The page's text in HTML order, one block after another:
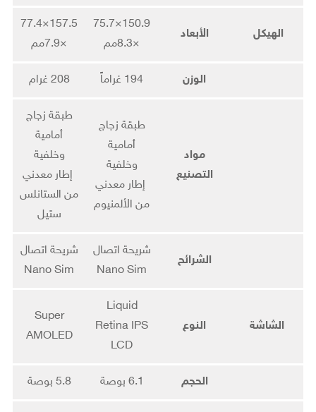
الهيكل الأبعاد
150.9×75.7
×8.3مم
157.5×77.4
×7.9مم
الوزن 194 غراماً 208 غرام
مواد
التصنيع
طبقة زجاج
أمامية
وخلفية
إطار معدني
من الألمنيوم
طبقة زجاج
أمامية
وخلفية
إطار معدني
من الستانلس
ستيل
الشرائح
شريحة اتصال
Nano Sim
شريحة اتصال
Nano Sim
الشاشة النوع
Liquid
Retina IPS
LCD
Super
AMOLED
الحجم 6.1 بوصة 5.8 بوصة